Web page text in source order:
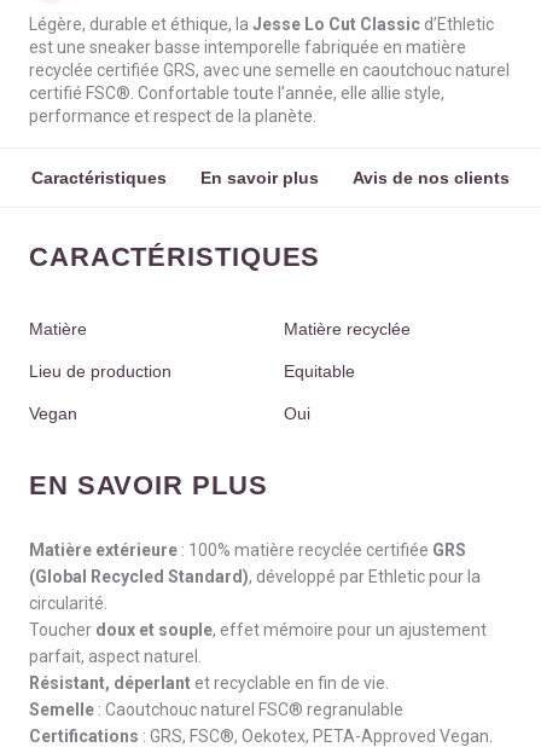
Légère, durable et éthique, la Jesse Lo Cut Classic d’Ethletic
est une sneaker basse intemporelle fabriquée en matière
recyclée certifiée GRS, avec une semelle en caoutchouc naturel
certifié FSC®. Confortable toute l’année, elle allie style,
performance et respect de la planète.
Caractéristiques En savoir plus Avis de nos clients
CARACTÉRISTIQUES
Matière Matière recyclée
Lieu de production Equitable
Vegan Oui
EN SAVOIR PLUS
Matière extérieure : 100% matière recyclée certifiée GRS
(Global Recycled Standard), développé par Ethletic pour la
circularité.
Toucher doux et souple, effet mémoire pour un ajustement
parfait, aspect naturel.
Résistant, déperlant et recyclable en fin de vie.
Semelle : Caoutchouc naturel FSC® regranulable
Certifications : GRS, FSC®, Oekotex, PETA-Approved Vegan.